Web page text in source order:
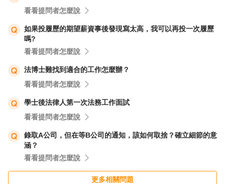
看看提問者怎麼說
如果投履歷的期望薪資事後發現寫太高，我可以再投一次履歷
嗎?
看看提問者怎麼說
法博士難找到適合的工作怎麼辦？
看看提問者怎麼說
學士後法律人第一次法務工作面試
看看提問者怎麼說
錄取A公司，但在等B公司的通知，該如何取捨？確立細節的意
涵？
看看提問者怎麼說
更多相關問題